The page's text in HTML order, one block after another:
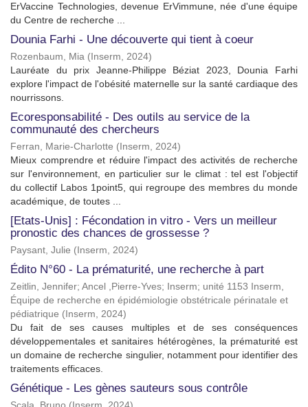
ErVaccine Technologies, devenue ErVimmune, née d'une équipe
du Centre de recherche ...
Dounia Farhi - Une découverte qui tient à coeur
Rozenbaum, Mia ( Inserm, 2024)
Lauréate du prix Jeanne-Philippe Béziat 2023, Dounia Farhi
explore l'impact de l'obésité maternelle sur la santé cardiaque des
nourrissons.
Ecoresponsabilité - Des outils au service de la
communauté des chercheurs
Ferran, Marie-Charlotte ( Inserm, 2024)
Mieux comprendre et réduire l'impact des activités de recherche
sur l'environnement, en particulier sur le climat : tel est l'objectif
du collectif Labos 1point5, qui regroupe des membres du monde
académique, de toutes ...
[Etats-Unis] : Fécondation in vitro - Vers un meilleur
pronostic des chances de grossesse ?
Paysant, Julie ( Inserm, 2024)
Édito N°60 - La prématurité, une recherche à part
Zeitlin, Jennifer; Ancel ,Pierre-Yves; Inserm; unité 1153 Inserm,
Équipe de recherche en épidémiologie obstétricale périnatale et
pédiatrique ( Inserm, 2024)
Du fait de ses causes multiples et de ses conséquences
développementales et sanitaires hétérogènes, la prématurité est
un domaine de recherche singulier, notamment pour identifier des
traitements efficaces.
Génétique - Les gènes sauteurs sous contrôle